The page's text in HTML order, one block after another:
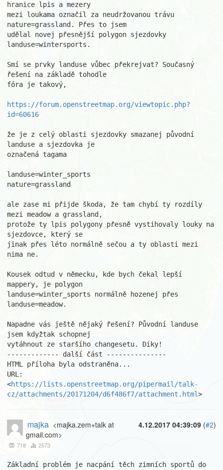
hranice lpis a mezery
mezi loukama označil za neudržovanou trávu
nature=grassland. Přes to jsem
udělal novej přesnější polygon sjezdovky
landuse=wintersports.
Smí se prvky landuse vůbec překrejvat? Současný
řešení na základě tohodle
fóra je takový,
https://forum.openstreetmap.org/viewtopic.php?
id=60616
že je z celý oblasti sjezdovky smazanej původní
landuse a sjezdovka je
označená tagama
landuse=winter_sports
nature=grassland
ale zase mi přijde škoda, že tam chybí ty rozdíly
mezi meadow a grassland,
protože ty lpis polygony přesně vystihovaly louky na
sjezdovce, který se
jinak přes léto normálně sečou a ty oblasti mezi
nima ne.
Kousek odtud v německu, kde bych čekal lepší
mappery, je polygon
landuse=winter_sports normálně hozenej přes
landuse=meadow.
Napadne vás ještě nějaký řešení? Původní landuse
jsem kdyžtak schopnej
vytáhnout ze staršího changesetu. Díky!
------------- další část ---------------
HTML příloha byla odstraněna...
URL:
<https://lists.openstreetmap.org/pipermail/talk-
cz/attachments/20171204/d6f486f7/attachment.html>
4.12.2017 04:39:09 (#2)
majka <majka.zem+talk at
gmail.com>
718 2573
Základní problém je nacpání těch zimních sportů do